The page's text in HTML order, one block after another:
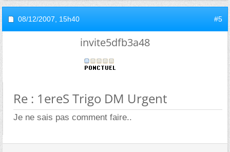
08/12/2007, 15h40 #5
invite5dfb3a48
Re : 1ereS Trigo DM Urgent
Je ne sais pas comment faire..